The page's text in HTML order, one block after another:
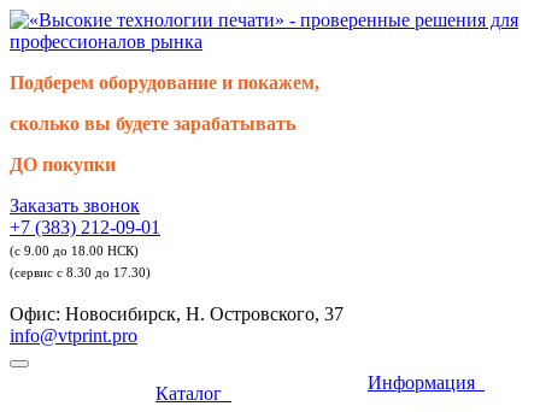
Подберем оборудование и покажем,
сколько вы будете зарабатывать
ДО покупки
Заказать звонок
+7 (383) 212-09-01
(с 9.00 до 18.00 НСК)
(сервис с 8.30 до 17.30)
Офис: Новосибирск, Н. Островского, 37
info@vtprint.pro
Каталог
Информация